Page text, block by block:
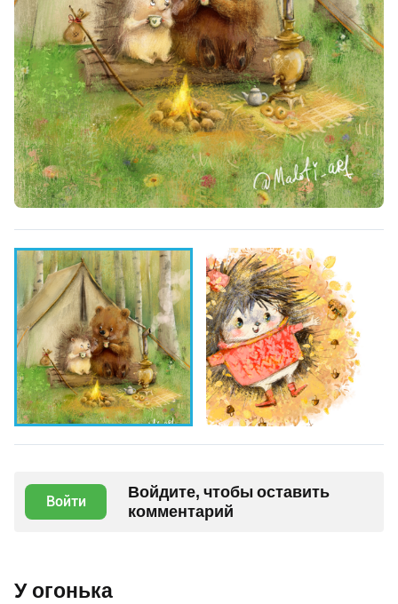
Войти
Войдите, чтобы оставить
комментарий
У огонька